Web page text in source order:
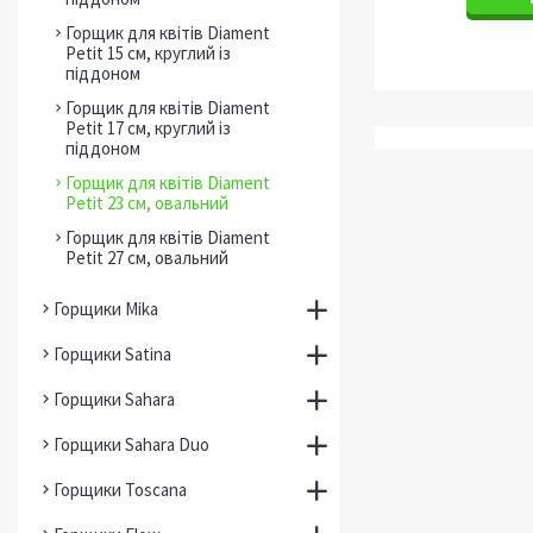
Горщик для квітів Diament
Petit 15 см, круглий із
піддоном
Горщик для квітів Diament
Petit 17 см, круглий із
піддоном
Горщик для квітів Diament
Petit 23 см, овальний
Горщик для квітів Diament
Petit 27 см, овальний
Горщики Mika
Горщики Satina
Горщики Sahara
Горщики Sahara Duo
Горщики Toscana